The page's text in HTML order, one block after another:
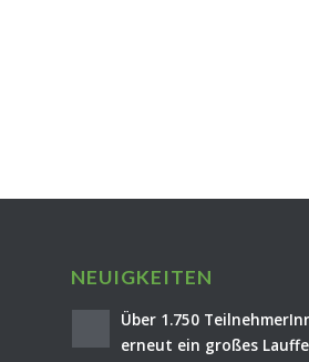
NEUIGKEITEN
Über 1.750
erneut ein großes